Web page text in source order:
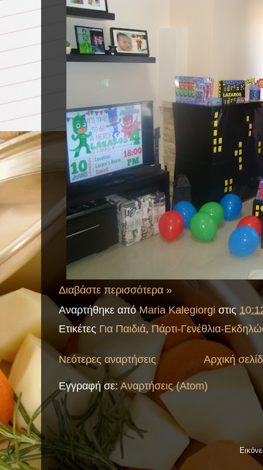
Διαβάστε περισσότερα »
Αναρτήθηκε απόMaria Kalegiorgi στις
Ετικέτες Για Παιδιά, Πάρτι-Γενέθλια-
Νεότερες αναρτήσεις Αρχική
Εγγραφή σε: Αναρτήσεις (Atom)